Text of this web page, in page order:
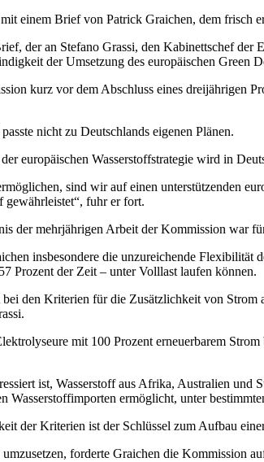
einem Brief von Patrick Graichen, dem frisch
der an Stefano Grassi, den Kabinettschef
der Umsetzung des europäischen Green
kurz vor dem Abschluss eines dreijährigen
nicht zu Deutschlands eigenen Plänen.
europäischen Wasserstoffstrategie wird in
sind wir auf einen unterstützenden
gewährleistet“, fuhr er fort.
der mehrjährigen Arbeit der Kommission war
insbesondere die unzureichende Flexibilität
Prozent der Zeit – unter Volllast laufen können.
den Kriterien für die Zusätzlichkeit von Strom
mit 100 Prozent erneuerbarem
ist, Wasserstoff aus Afrika, Australien
Wasserstoffimporten ermöglicht, unter
der Kriterien ist der Schlüssel zum Aufbau
forderte Graichen die Kommission